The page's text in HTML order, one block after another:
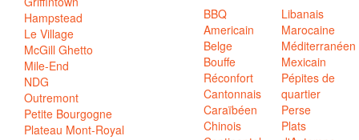
Hampstead
Le Village
McGill Ghetto
Mile-End
NDG
Outremont
Petite Bourgogne
Plateau Mont-Royal
BBQ
Americain
Belge
Bouffe
Réconfort
Cantonnais
Caraïbéen
Chinois
Libanais
Marocaine
Méditerranéen
Mexicain
Pépites de
quartier
Perse
Plats